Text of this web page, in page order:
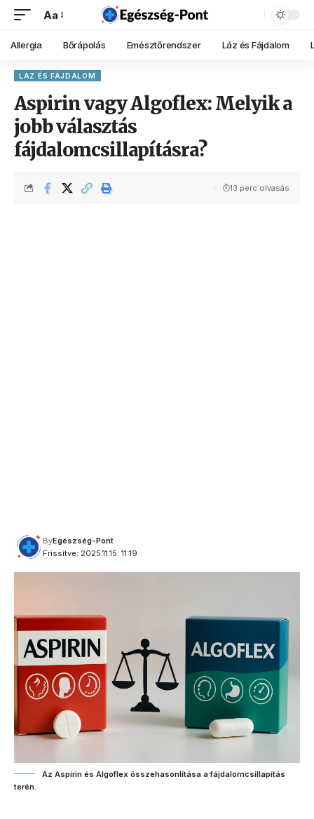
Aa
Allergia Bőrápolás Emésztőrendszer Láz és Fájdalom
LÁZ ÉS FÁJDALOM
Aspirin vagy Algoflex: Melyik a
jobb választás
fájdalomcsillapításra?
Frissítve: 2025.11.15. 11:19
ByEgészség-Pont
13 perc olvasás
Az Aspirin és Algoflex összehasonlítása a fájdalomcsillapítás
terén.